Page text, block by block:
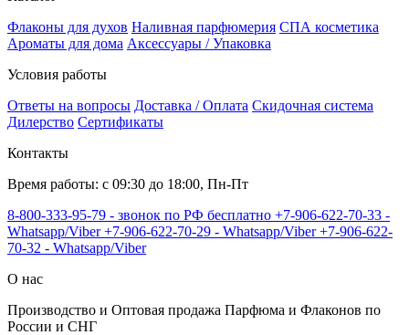
Флаконы для духов Наливная парфюмерия СПА косметика
Ароматы для дома Аксессуары / Упаковка
Условия работы
Ответы на вопросы Доставка / Оплата Скидочная система
Дилерство Сертификаты
Контакты
Время работы: с 09:30 до 18:00, Пн-Пт
8-800-333-95-79 - звонок по РФ бесплатно +7-906-622-70-33 -
Whatsapp/Viber+7-906-622-70-29 - Whatsapp/Viber+7-906-622-
70-32 - Whatsapp/Viber
О нас
Производство и Оптовая продажа Парфюма и Флаконов по
России и СНГ